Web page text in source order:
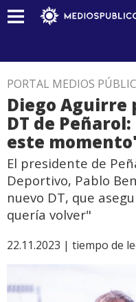
PORTAL MEDIOS
Diego Aguirre
DT de
este
El presidente de
Deportivo, Pablo
nuevo DT, que
quería volver"
22.11.2023 | tiempo de